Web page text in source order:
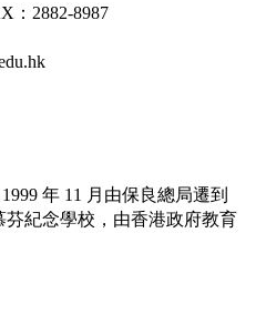
：2882-8987
年 11 月由保良總局遷到
紀念學校，由香港政府教育